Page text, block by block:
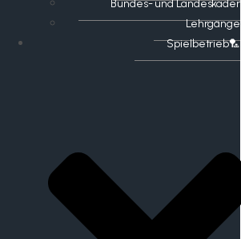
Bundes- und Landeskader
Lehrgänge
Spielbetrieb🏸